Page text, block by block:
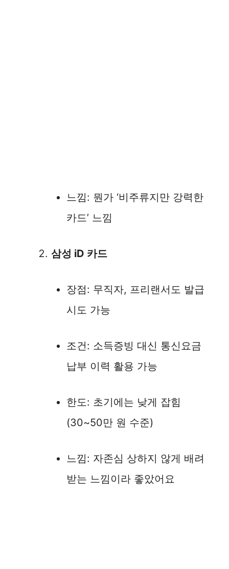
느낌: 뭔가 ‘비주류지만 강력한
카드’ 느낌
삼성 iD 카드
장점: 무직자, 프리랜서도 발급
시도 가능
조건: 소득증빙 대신 통신요금
납부 이력 활용 가능
한도: 초기에는 낮게 잡힘
(30~50만 원 수준)
느낌: 자존심 상하지 않게 배려
받는 느낌이라 좋았어요